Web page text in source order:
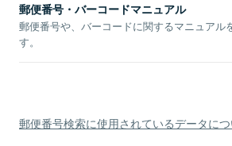
郵便番号・バーコードマニュアル
郵便番号や、バーコードに関するマニュアル
す。
郵便番号検索に使用されているデータに